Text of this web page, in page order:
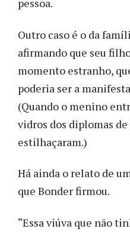
pessoa.
Outro caso é o da
afirmando que seu
momento estranho,
poderia ser a
(Quando o menino
vidros dos diplomas de
estilhaçaram.)
Há ainda o relato de
que Bonder firmou.
“Essa viúva que não